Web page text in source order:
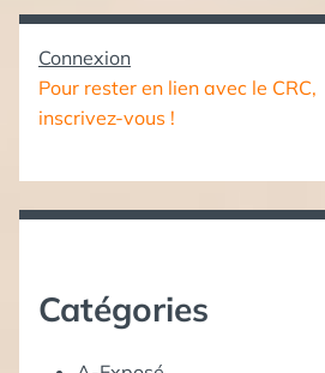
Connexion
Pour rester en lien avec le CRC,
inscrivez-vous !
Catégories